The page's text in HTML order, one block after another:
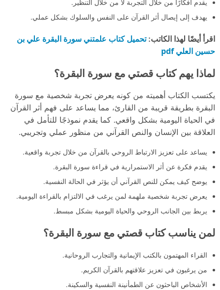
يقدم أفكارًا من خلال التجربة لا من خلال التنظير.
يهدف إلى إيصال أثر القرآن على النفس والسلوك بشكل عملي.
اقرأ أيضًا لهذا الكاتب:تحميل كتاب علمتني سورة البقرة علي بن
حسين العلي pdf
لماذا يهم كتاب قصتي مع سورة البقرة؟
يكتسب الكتاب أهميته من كونه يعرض تجربة شخصية مع سورة
البقرة بطريقة قريبة من القارئ، مما يساعد على فهم أثر القرآن
في الحياة اليومية بشكل واقعي. كما يقدم نموذجًا للتأمل في
العلاقة بين الإنسان والنص القرآني من منظور عملي وتجريبي.
يساعد على تعزيز الارتباط الروحي بالقرآن من خلال تجربة واقعية.
يقدم فكرة عن أثر الاستمرارية في قراءة سورة البقرة.
يوضح كيف يمكن للنص القرآني أن يؤثر في الحالة النفسية.
يعرض تجربة شخصية ملهمة لمن يرغب في الالتزام بالقراءة اليومية.
يربط بين الجانب الروحي والحياة اليومية بشكل مبسط.
لمن يناسب كتاب قصتي مع سورة البقرة؟
القراء المهتمون بالكتب الإيمانية والتجارب الروحانية.
من يرغبون في تعزيز علاقتهم بالقرآن الكريم.
الأشخاص الباحثون عن الطمأنينة النفسية والسكينة.